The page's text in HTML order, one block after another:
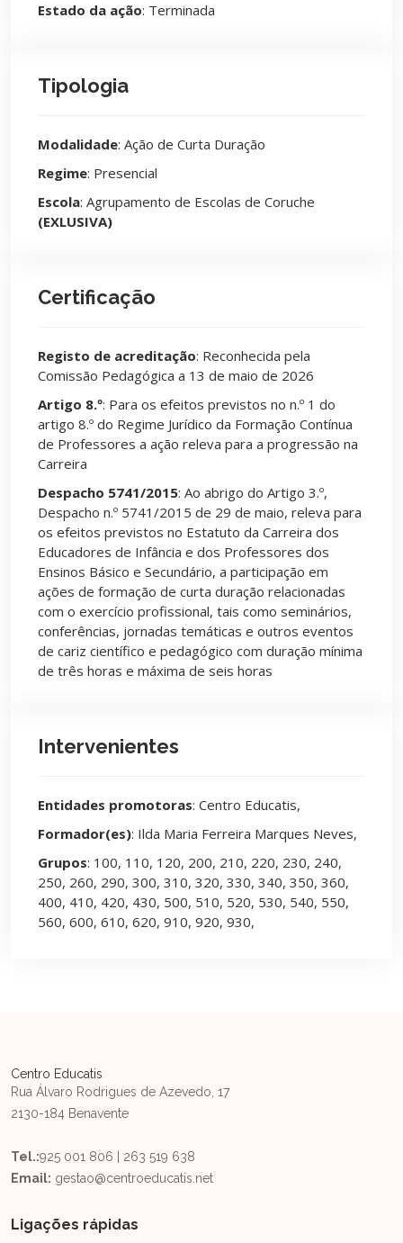
Estado da ação: Terminada
Tipologia
Modalidade: Ação de Curta Duração
Regime: Presencial
Escola: Agrupamento de Escolas de Coruche
(EXLUSIVA)
Certificação
Registo de acreditação: Reconhecida pela
Comissão Pedagógica a 13 de maio de 2026
Artigo 8.º: Para os efeitos previstos no n.º 1 do
artigo 8.º do Regime Jurídico da Formação Contínua
de Professores a ação releva para a progressão na
Carreira
Despacho 5741/2015: Ao abrigo do Artigo 3.º,
Despacho n.º 5741/2015 de 29 de maio, releva para
os efeitos previstos no Estatuto da Carreira dos
Educadores de Infância e dos Professores dos
Ensinos Básico e Secundário, a participação em
ações de formação de curta duração relacionadas
com o exercício profissional, tais como seminários,
conferências, jornadas temáticas e outros eventos
de cariz científico e pedagógico com duração mínima
de três horas e máxima de seis horas
Intervenientes
Entidades promotoras: Centro Educatis,
Formador(es): Ilda Maria Ferreira Marques Neves,
Grupos: 100, 110, 120, 200, 210, 220, 230, 240,
250, 260, 290, 300, 310, 320, 330, 340, 350, 360,
400, 410, 420, 430, 500, 510, 520, 530, 540, 550,
560, 600, 610, 620, 910, 920, 930,
Centro Educatis
Rua Álvaro Rodrigues de Azevedo, 17
2130-184 Benavente
Tel.:925 001 806 | 263 519 638
Email: gestao@centroeducatis.net
Ligações rápidas